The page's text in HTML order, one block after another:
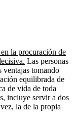
la procuración de
Las personas
ventajas tomando
equilibrada de
de vida de toda
incluye servir a dos
la de la propia